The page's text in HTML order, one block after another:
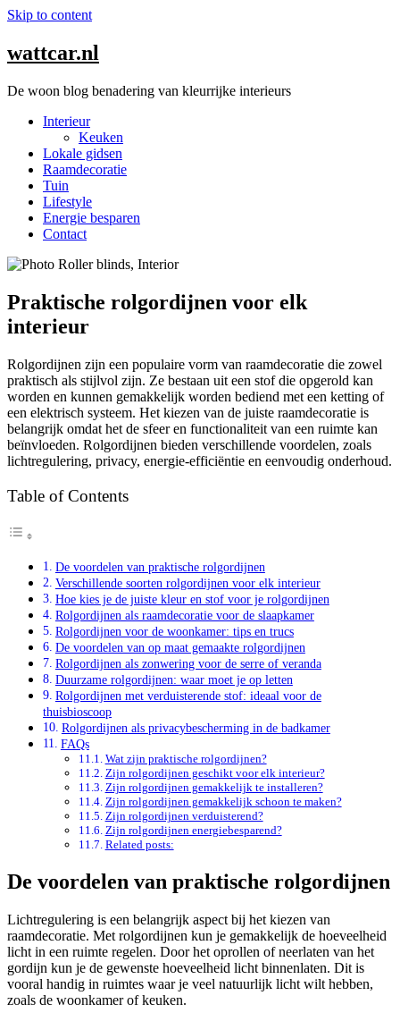
Skip to content
wattcar.nl
De woon blog benadering van kleurrijke interieurs
Interieur
Keuken
Lokale gidsen
Raamdecoratie
Tuin
Lifestyle
Energie besparen
Contact
Praktische rolgordijnen voor elk
interieur
Rolgordijnen zijn een populaire vorm van raamdecoratie die zowel
praktisch als stijlvol zijn. Ze bestaan uit een stof die opgerold kan
worden en kunnen gemakkelijk worden bediend met een ketting of
een elektrisch systeem. Het kiezen van de juiste raamdecoratie is
belangrijk omdat het de sfeer en functionaliteit van een ruimte kan
beïnvloeden. Rolgordijnen bieden verschillende voordelen, zoals
lichtregulering, privacy, energie-efficiëntie en eenvoudig onderhoud.
Table of Contents
De voordelen van praktische rolgordijnen
Verschillende soorten rolgordijnen voor elk interieur
Hoe kies je de juiste kleur en stof voor je rolgordijnen
Rolgordijnen als raamdecoratie voor de slaapkamer
Rolgordijnen voor de woonkamer: tips en trucs
De voordelen van op maat gemaakte rolgordijnen
Rolgordijnen als zonwering voor de serre of veranda
Duurzame rolgordijnen: waar moet je op letten
Rolgordijnen met verduisterende stof: ideaal voor de
thuisbioscoop
Rolgordijnen als privacybescherming in de badkamer
FAQs
Wat zijn praktische rolgordijnen?
Zijn rolgordijnen geschikt voor elk interieur?
Zijn rolgordijnen gemakkelijk te installeren?
Zijn rolgordijnen gemakkelijk schoon te maken?
Zijn rolgordijnen verduisterend?
Zijn rolgordijnen energiebesparend?
Related posts:
De voordelen van praktische rolgordijnen
Lichtregulering is een belangrijk aspect bij het kiezen van
raamdecoratie. Met rolgordijnen kun je gemakkelijk de hoeveelheid
licht in een ruimte regelen. Door het oprollen of neerlaten van het
gordijn kun je de gewenste hoeveelheid licht binnenlaten. Dit is
vooral handig in ruimtes waar je veel natuurlijk licht wilt hebben,
zoals de woonkamer of keuken.